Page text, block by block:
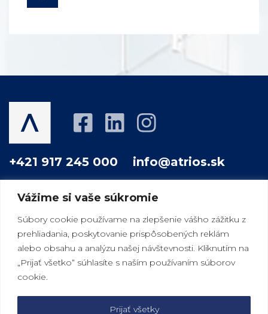
Vážime si vaše súkromie
Súbory cookie používame na zlepšenie vášho zážitku z
prehliadania, poskytovanie prispôsobených reklám
alebo obsahu a analýzu našej návštevnosti. Kliknutím na
„Prijať všetko“ súhlasíte s naším používaním súborov
cookie.
Prijať všetky
+421 917 245 000 info@atrios.sk
O NÁS PROJEKTY
AKO PRACUJEME
VÁŠ DOBRÝ SUSED
MAGAZÍN KONTAKT
Bratislava | Košice | Vienna